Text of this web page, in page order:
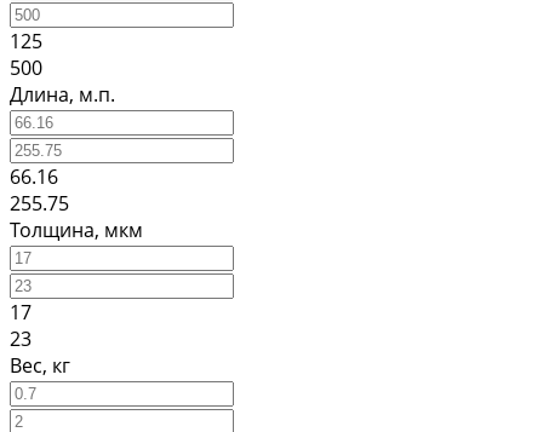
125
500
Длина, м.п.
66.16
255.75
Толщина, мкм
17
23
Вес, кг